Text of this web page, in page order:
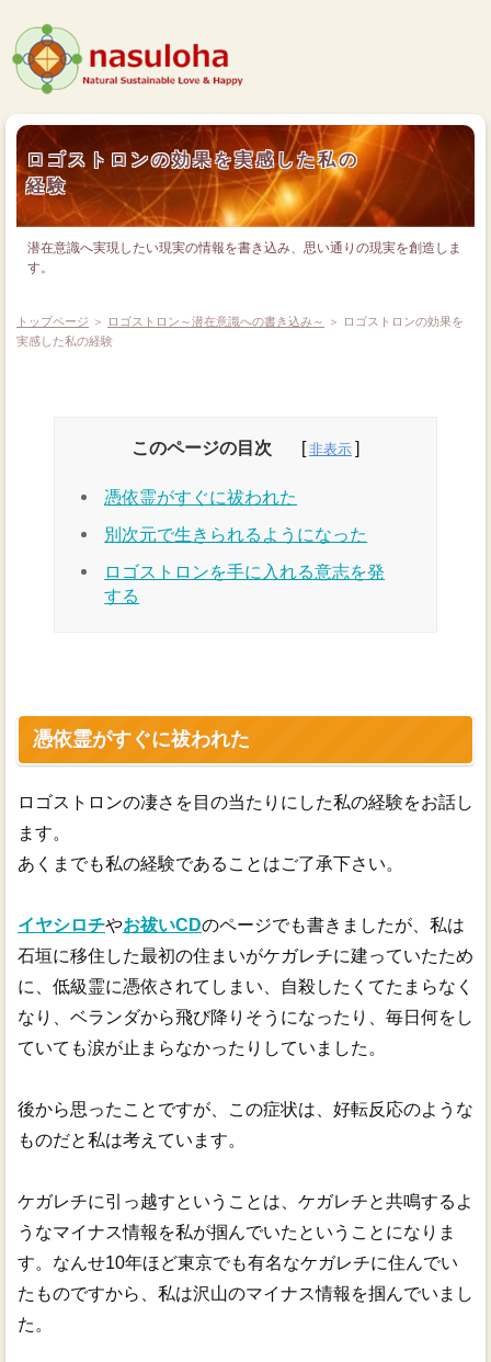
ロゴストロンの効果を実感した私の
経験
潜在意識へ実現したい現実の情報を書き込み、思い通りの現実を創造しま
す。
トップページ ＞ ロゴストロン～潜在意識への書き込み～
＞ ロゴストロンの効果を
実感した私の経験
このページの目次
憑依霊がすぐに祓われた
別次元で生きられるようになった
ロゴストロンを手に入れる意志を発
する
憑依霊がすぐに祓われた
ロゴストロンの凄さを目の当たりにした私の経験をお話し
ます。
あくまでも私の経験であることはご了承下さい。
イヤシロチやお祓いCDのページでも書きましたが、私は
石垣に移住した最初の住まいがケガレチに建っていたため
に、低級霊に憑依されてしまい、自殺したくてたまらなく
なり、ベランダから飛び降りそうになったり、毎日何をし
ていても涙が止まらなかったりしていました。
後から思ったことですが、この症状は、好転反応のような
ものだと私は考えています。
ケガレチに引っ越すということは、ケガレチと共鳴するよ
うなマイナス情報を私が掴んでいたということになりま
す。なんせ10年ほど東京でも有名なケガレチに住んでい
たものですから、私は沢山のマイナス情報を掴んでいまし
た。